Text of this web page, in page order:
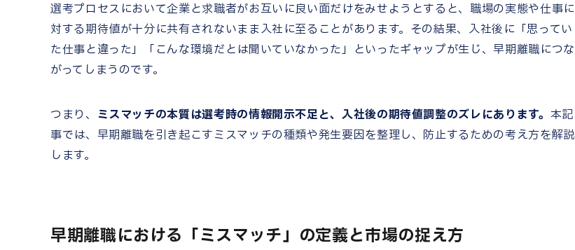
選考プロセスにおいて企業と求職者がお互いに良い面だけをみせようとすると、 職場の実態や仕事に
対する期待値が十分に共有されないまま入社に至ることがあります。その結果、入社後に「思ってい
た仕事と違った」「こんな環境だとは聞いていなかった」といったギャップが生じ、早期離職につな
がってしまうのです。
つまり、 ミスマッチの本質は選考時の情報開示不足と、入社後の期待値調整のズレにあります。 本記
事では、早期離職を引き起こすミスマッチの種類や発生要因を整理し、防止するための考え方を解説
します。
早期離職における「ミスマッチ」の定義と市場の捉え方